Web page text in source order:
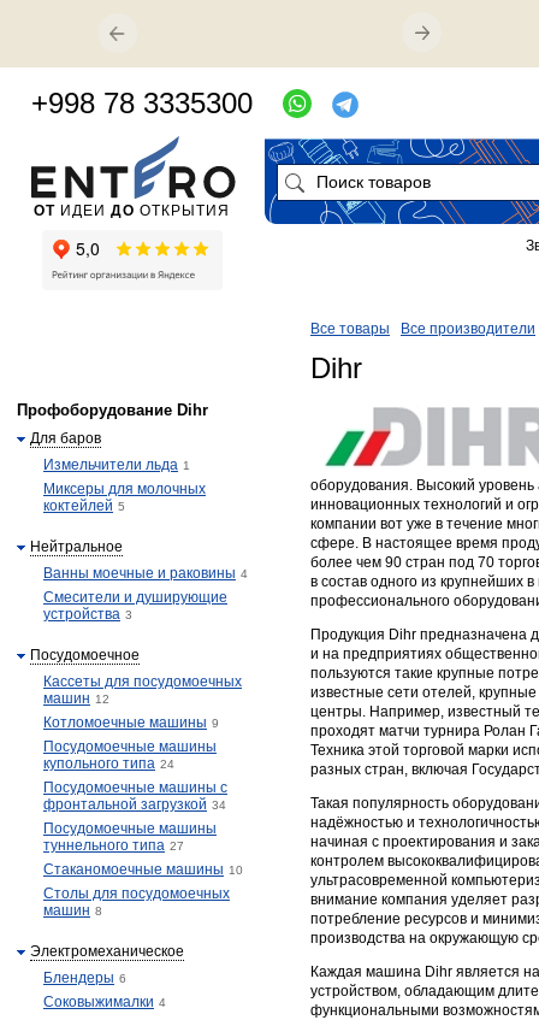
Все товары Все производители
Dihr
оборудования. Высокий
инновационных технологий и
компании вот уже в течение
сфере. В настоящее время
более чем 90 стран под 70
в состав одного из крупнейших
профессионального
Продукция Dihr предназначена
и на предприятиях
пользуются такие крупные
известные сети отелей,
центры. Например, известный
проходят матчи турнира Ролан
Техника этой торговой марки
разных стран, включая
Такая популярность
надёжностью и
начиная с проектирования и
контролем
ультрасовременной
внимание компания уделяет
потребление ресурсов и
производства на окружающую
Каждая машина Dihr является
устройством, обладающим
функциональными
Профоборудование Dihr
Для баров
Измельчители льда 1
Миксеры для молочных
коктейлей 5
Нейтральное
Ванны моечные и раковины 4
Смесители и душирующие
устройства 3
Посудомоечное
Кассеты для посудомоечных
машин 12
Котломоечные машины 9
Посудомоечные машины
купольного типа 24
Посудомоечные машины с
фронтальной загрузкой 34
Посудомоечные машины
туннельного типа 27
Стаканомоечные машины 10
Столы для посудомоечных
машин 8
Электромеханическое
Блендеры 6
Соковыжималки 4
ОТ ИДЕИ ДО ОТКРЫТИЯ
+998 78 3335300